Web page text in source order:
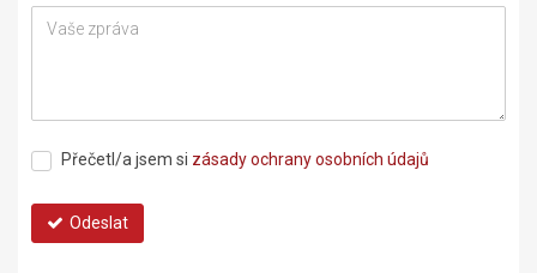
Přečetl/a jsem si zásady ochrany osobních údajů
Odeslat